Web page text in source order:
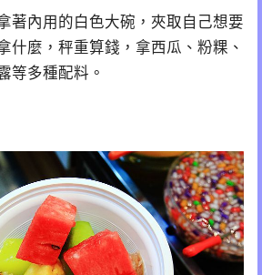
著內用的白色大碗，夾取自己想要
什麼，秤重算錢，拿西瓜、粉粿、
等多種配料。